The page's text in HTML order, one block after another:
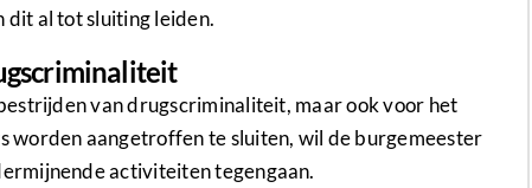
al tot sluiting leiden.
van drugscriminaliteit, maar ook voor het
worden aangetroffen te sluiten, wil de burgemeester
activiteiten tegengaan.